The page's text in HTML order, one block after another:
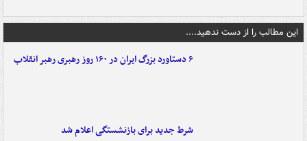
این مطالب را از دست ندهید....
۶ دستاورد بزرگ ایران در ۱۶۰ روز رهبری رهبر انقلاب
شرط جدید برای بازنشستگی اعلام شد